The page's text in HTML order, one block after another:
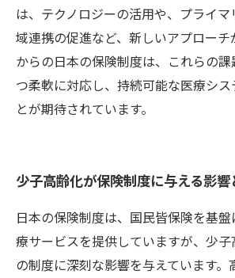
は、テクノロジーの活用や、プライ
域連携の促進など、新しいアプローチ
からの日本の保険制度は、これらの
つ柔軟に対応し、持続可能な医療シ
とが期待されています。
少子高齢化が保険制度に与える影響
日本の保険制度は、国民皆保険を基
療サービスを提供していますが、少
の制度に深刻な影響を与えています。